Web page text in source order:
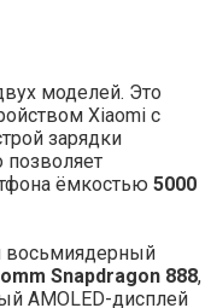
моделей. Это
Xiaomi с
зарядки
позволяет
ёмкостью 5000
восьмиядерный
Snapdragon 888,
AMOLED-дисплей